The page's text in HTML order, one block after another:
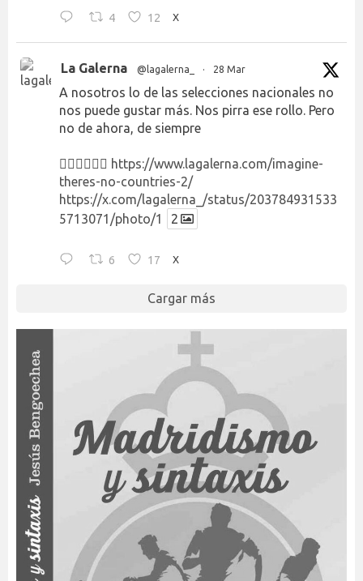
4 12 X
La Galerna @lagalerna_ · 28 Mar
A nosotros lo de las selecciones nacionales no
nos puede gustar más. Nos pirra ese rollo. Pero
no de ahora, de siempre
👉🏻👉🏻👉🏻 https://www.lagalerna.com/imagine-
theres-no-countries-2/
https://x.com/lagalerna_/status/203784931533
5713071/photo/1
2
6 17 X
Cargar más